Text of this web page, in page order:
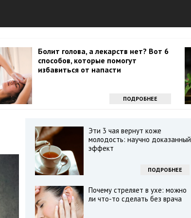
Болит голова, а лекарств нет? Вот 6
способов, которые помогут
избавиться от напасти
ПОДРОБНЕЕ
Эти 3 чая вернут коже
молодость: научно доказанный
эффект
ПОДРОБНЕЕ
Почему стреляет в ухе: можно
ли что-то сделать без врача